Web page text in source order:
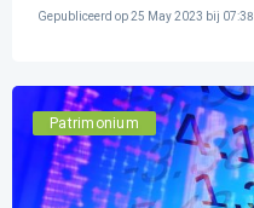
Gepubliceerd op25 May 2023 bij 07:38
Patrimonium